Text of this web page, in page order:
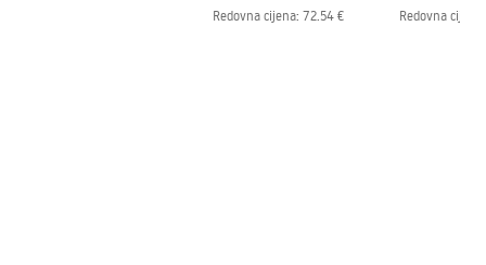
Redovna cijena: 72.54 €
Redovna cijena